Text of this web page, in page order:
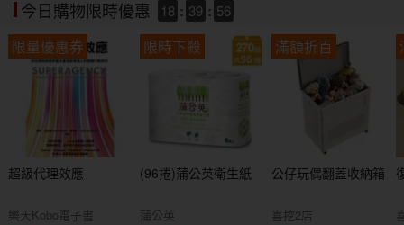
今日購物限時優惠 18 : 39 : 54
限量優惠券
超級代理效應
樂天Kobo電子書
限時下殺
(96捲)蒲公英衛生紙
蒲公英
滿額折百
公仔玩偶翻蓋收納箱
喜挖2店